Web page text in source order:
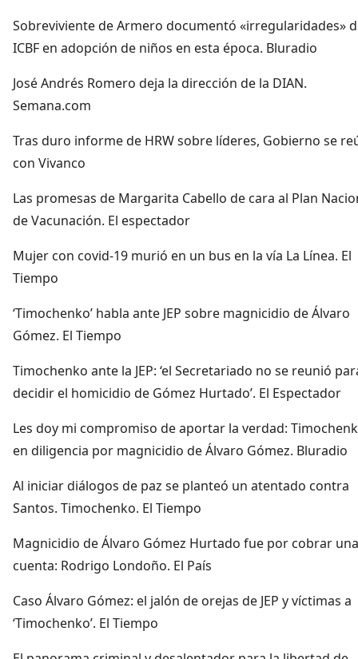
Sobreviviente de Armero documentó «irregularidades»
ICBF en adopción de niños en esta época. Bluradio
José Andrés Romero deja la dirección de la DIAN.
Semana.com
Tras duro informe de HRW sobre líderes, Gobierno se
con Vivanco
Las promesas de Margarita Cabello de cara al Plan
de Vacunación. El espectador
Mujer con covid-19 murió en un bus en la vía La Línea. El
Tiempo
‘Timochenko’ habla ante JEP sobre magnicidio de Álvaro
Gómez. El Tiempo
Timochenko ante la JEP: ‘el Secretariado no se reunió
decidir el homicidio de Gómez Hurtado’. El Espectador
Les doy mi compromiso de aportar la verdad:
en diligencia por magnicidio de Álvaro Gómez. Bluradio
Al iniciar diálogos de paz se planteó un atentado contra
Santos. Timochenko. El Tiempo
Magnicidio de Álvaro Gómez Hurtado fue por cobrar una
cuenta: Rodrigo Londoño. El País
Caso Álvaro Gómez: el jalón de orejas de JEP y víctimas a
‘Timochenko’. El Tiempo